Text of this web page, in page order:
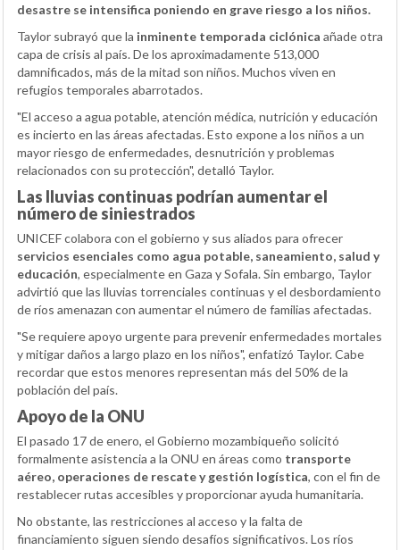
desastre se intensifica poniendo en grave riesgo a los niños.
Taylor subrayó que la inminente temporada ciclónica añade otra
capa de crisis al país. De los aproximadamente 513,000
damnificados, más de la mitad son niños. Muchos viven en
refugios temporales abarrotados.
"El acceso a agua potable, atención médica, nutrición y educación
es incierto en las áreas afectadas. Esto expone a los niños a un
mayor riesgo de enfermedades, desnutrición y problemas
relacionados con su protección", detalló Taylor.
Las lluvias continuas podrían aumentar el
número de siniestrados
UNICEF colabora con el gobierno y sus aliados para ofrecer
servicios esenciales como agua potable, saneamiento, salud y
educación, especialmente en Gaza y Sofala. Sin embargo, Taylor
advirtió que las lluvias torrenciales continuas y el desbordamiento
de ríos amenazan con aumentar el número de familias afectadas.
"Se requiere apoyo urgente para prevenir enfermedades mortales
y mitigar daños a largo plazo en los niños", enfatizó Taylor. Cabe
recordar que estos menores representan más del 50% de la
población del país.
Apoyo de la ONU
El pasado 17 de enero, el Gobierno mozambiqueño solicitó
formalmente asistencia a la ONU en áreas como transporte
aéreo, operaciones de rescate y gestión logística, con el fin de
restablecer rutas accesibles y proporcionar ayuda humanitaria.
No obstante, las restricciones al acceso y la falta de
financiamiento siguen siendo desafíos significativos. Los ríos